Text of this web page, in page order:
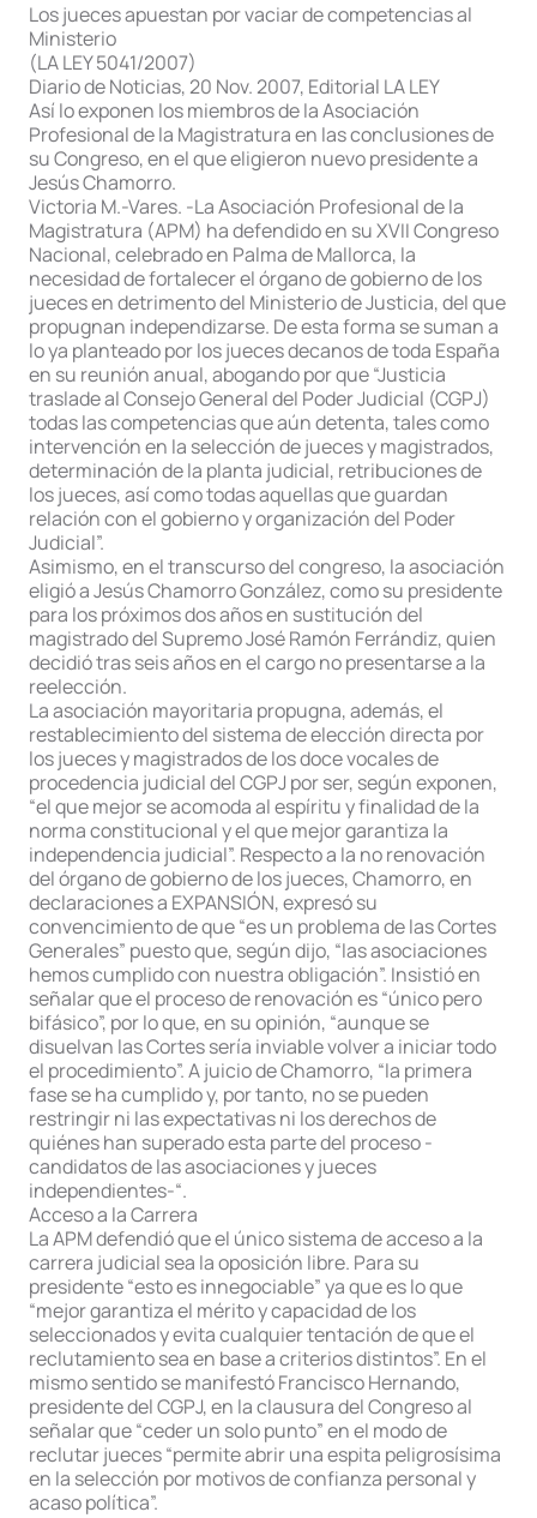
Los jueces apuestan por vaciar de competencias al
Ministerio
(LA LEY 5041/2007)
Diario de Noticias, 20 Nov. 2007, Editorial LA LEY
Así lo exponen los miembros de la Asociación
Profesional de la Magistratura en las conclusiones de
su Congreso, en el que eligieron nuevo presidente a
Jesús Chamorro.
Victoria M.-Vares. -La Asociación Profesional de la
Magistratura (APM) ha defendido en su XVII Congreso
Nacional, celebrado en Palma de Mallorca, la
necesidad de fortalecer el órgano de gobierno de los
jueces en detrimento del Ministerio de Justicia, del que
propugnan independizarse. De esta forma se suman a
lo ya planteado por los jueces decanos de toda España
en su reunión anual, abogando por que “Justicia
traslade al Consejo General del Poder Judicial (CGPJ)
todas las competencias que aún detenta, tales como
intervención en la selección de jueces y magistrados,
determinación de la planta judicial, retribuciones de
los jueces, así como todas aquellas que guardan
relación con el gobierno y organización del Poder
Judicial”.
Asimismo, en el transcurso del congreso, la asociación
eligió a Jesús Chamorro González, como su presidente
para los próximos dos años en sustitución del
magistrado del Supremo José Ramón Ferrándiz, quien
decidió tras seis años en el cargo no presentarse a la
reelección.
La asociación mayoritaria propugna, además, el
restablecimiento del sistema de elección directa por
los jueces y magistrados de los doce vocales de
procedencia judicial del CGPJ por ser, según exponen,
“el que mejor se acomoda al espíritu y finalidad de la
norma constitucional y el que mejor garantiza la
independencia judicial”. Respecto a la no renovación
del órgano de gobierno de los jueces, Chamorro, en
declaraciones a EXPANSIÓN, expresó su
convencimiento de que “es un problema de las Cortes
Generales” puesto que, según dijo, “las asociaciones
hemos cumplido con nuestra obligación”. Insistió en
señalar que el proceso de renovación es “único pero
bifásico”, por lo que, en su opinión, “aunque se
disuelvan las Cortes sería inviable volver a iniciar todo
el procedimiento”. A juicio de Chamorro, “la primera
fase se ha cumplido y, por tanto, no se pueden
restringir ni las expectativas ni los derechos de
quiénes han superado esta parte del proceso -
candidatos de las asociaciones y jueces
independientes-“.
Acceso a la Carrera
La APM defendió que el único sistema de acceso a la
carrera judicial sea la oposición libre. Para su
presidente “esto es innegociable” ya que es lo que
“mejor garantiza el mérito y capacidad de los
seleccionados y evita cualquier tentación de que el
reclutamiento sea en base a criterios distintos”. En el
mismo sentido se manifestó Francisco Hernando,
presidente del CGPJ, en la clausura del Congreso al
señalar que “ceder un solo punto” en el modo de
reclutar jueces “permite abrir una espita peligrosísima
en la selección por motivos de confianza personal y
acaso política”.